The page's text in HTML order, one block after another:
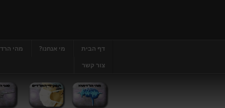
דף הבית מי אנחנו? מהי
צור קשר